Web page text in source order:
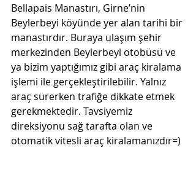
Bellapais Manastırı, Girne’nin
Beylerbeyi köyünde yer alan tarihi bir
manastırdır. Buraya ulaşım şehir
merkezinden Beylerbeyi otobüsü ve
ya bizim yaptığımız gibi araç kiralama
işlemi ile gerçekleştirilebilir. Yalnız
araç sürerken trafiğe dikkate etmek
gerekmektedir. Tavsiyemiz
direksiyonu sağ tarafta olan ve
otomatik vitesli araç kiralamanızdır=)